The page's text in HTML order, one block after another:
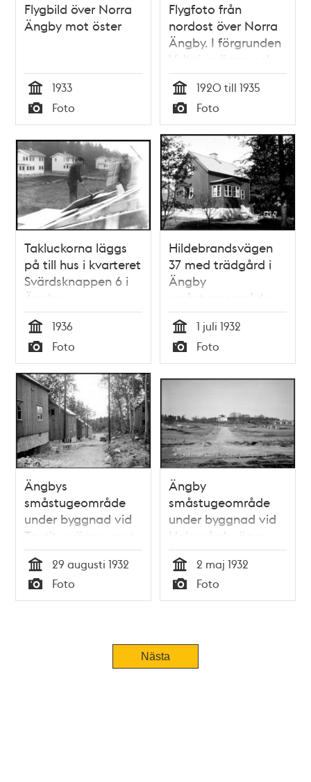
Flygbild över Norra
Ängby mot öster
Tid
1933
Typ
Foto
Flygfoto från
nordost över Norra
Ängby. I förgrunden
Vultejusvägen och
Norra Ängby
folkskola
Tid
1920 till 1935
Typ
Foto
Takluckorna läggs
på till hus i kvarteret
Svärdsknappen 6 i
Ängbys
småstugeområde
Tid
1936
Typ
Foto
Hildebrandsvägen
37 med trädgård i
Ängby
småstugeområde
Tid
1 juli 1932
Typ
Foto
Ängbys
småstugeområde
under byggnad vid
Tactitusvägen, mot
öster
Tid
29 augusti 1932
Typ
Foto
Ängby
småstugeområde
under byggnad vid
Holmgårdsvägen,
från Ängbyvägen
mot Stora Ängby
gård
Tid
2 maj 1932
Typ
Foto
Nästa